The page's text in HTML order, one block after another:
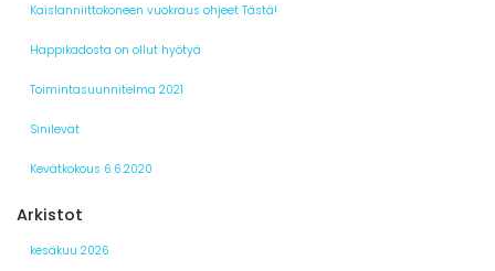
Kaislanniittokoneen vuokraus ohjeet Tästä!
Happikadosta on ollut hyötyä
Toimintasuunnitelma 2021
Sinilevät
Kevätkokous 6.6.2020
Arkistot
kesäkuu 2026